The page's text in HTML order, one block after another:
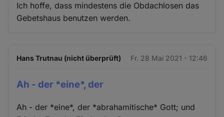
Ich hoffe, dass mindestens die Obdachlosen das
Gebetshaus benutzen werden.
Hans Trutnau (nicht überprüft) Fr. 28 Mai 2021 - 12:46
Ah - der *eine*, der
Ah - der *eine*, der *abrahamitische* Gott; und